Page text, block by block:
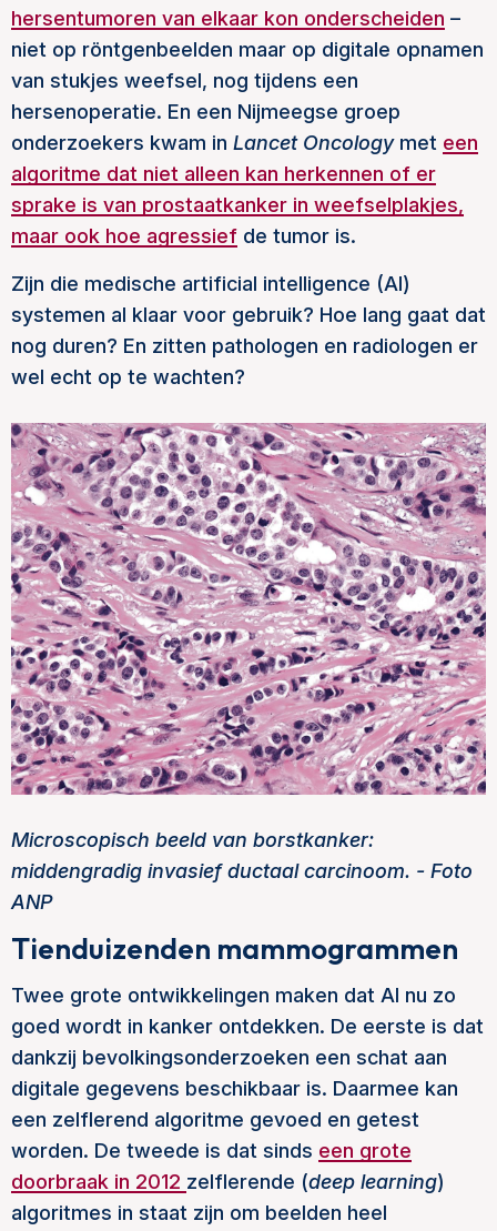
hersentumoren van elkaar kon onderscheiden –
niet op röntgenbeelden maar op digitale opnamen
van stukjes weefsel, nog tijdens een
hersenoperatie. En een Nijmeegse groep
onderzoekers kwam in Lancet Oncologymet een
algoritme dat niet alleen kan herkennen of er
sprake is van prostaatkanker in weefselplakjes,
maar ook hoe agressief de tumor is.
Zijn die medische artificial intelligence (AI)
systemen al klaar voor gebruik? Hoe lang gaat dat
nog duren? En zitten pathologen en radiologen er
wel echt op te wachten?
Microscopisch beeld van borstkanker:
middengradig invasief ductaal carcinoom. - Foto
ANP
Tienduizenden mammogrammen
Twee grote ontwikkelingen maken dat AI nu zo
goed wordt in kanker ontdekken. De eerste is dat
dankzij bevolkingsonderzoeken een schat aan
digitale gegevens beschikbaar is. Daarmee kan
een zelflerend algoritme gevoed en getest
worden. De tweede is dat sinds een grote
doorbraak in 2012 zelflerende (deep learning)
algoritmes in staat zijn om beelden heel